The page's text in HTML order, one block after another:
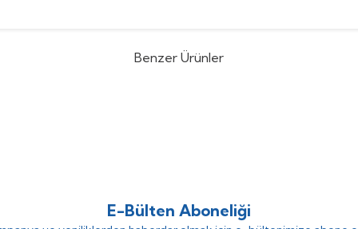
Benzer Ürünler
E-Bülten Aboneliği